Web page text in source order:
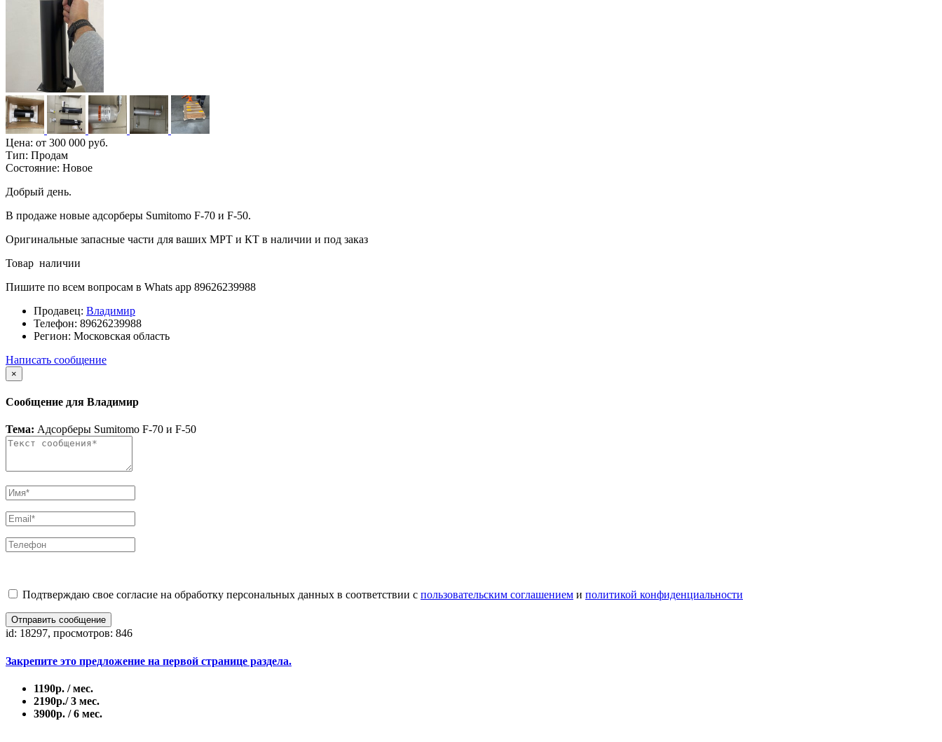
Цена: от 300 000 руб.
Тип: Продам
Состояние: Новое
Добрый день.
В продаже новые адсорберы Sumitomo F-70 и F-50.
Оригинальные запасные части для ваших МРТ и КТ в наличии и под заказ
Товар наличии
Пишите по всем вопросам в Whats app 89626239988
Продавец: Владимир
Телефон: 89626239988
Регион: Московская область
Написать сообщение
×
Сообщение для Владимир
Тема: Адсорберы Sumitomo F-70 и F-50
Подтверждаю свое согласие на обработку персональных данных в соответствии с пользовательским соглашением и политикой конфиденциальности
Отправить сообщение
id: 18297, просмотров: 846
Закрепите это предложение на первой странице раздела.
1190р. / мес.
2190р./ 3 мес.
3900р. / 6 мес.